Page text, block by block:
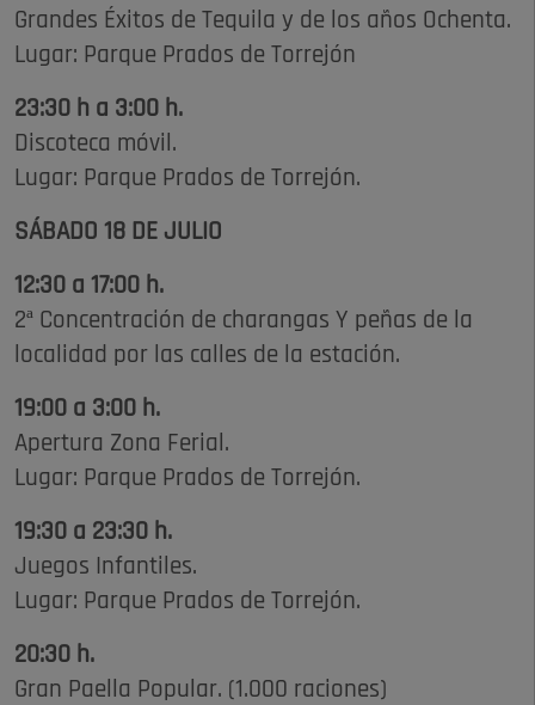
Grandes Éxitos de Tequila y de los años Ochenta.
Lugar: Parque Prados de Torrejón
23:30 h a 3:00 h.
Discoteca móvil.
Lugar: Parque Prados de Torrejón.
SÁBADO 18 DE JULIO
12:30 a 17:00 h.
2ª Concentración de charangas Y peñas de la
localidad por las calles de la estación.
19:00 a 3:00 h.
Apertura Zona Ferial.
Lugar: Parque Prados de Torrejón.
19:30 a 23:30 h.
Juegos Infantiles.
Lugar: Parque Prados de Torrejón.
20:30 h.
Gran Paella Popular. (1.000 raciones)